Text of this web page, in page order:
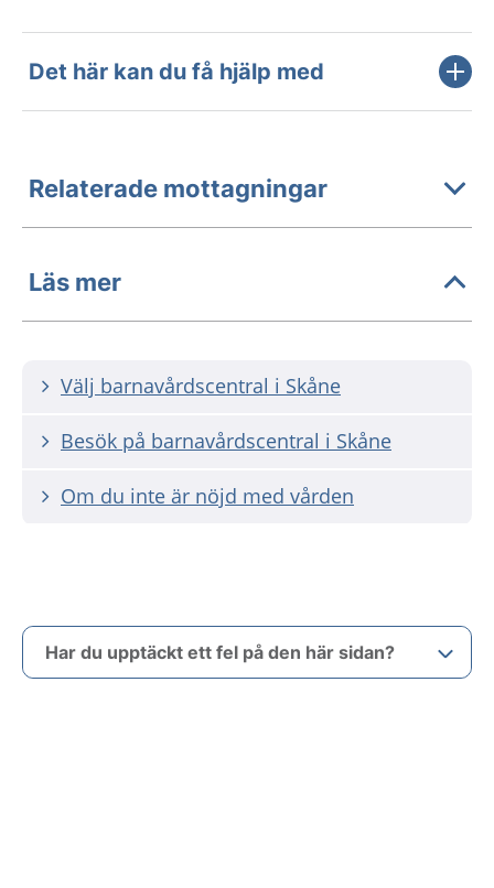
Det här kan du få hjälp med
Relaterade mottagningar
Läs mer
Välj barnavårdscentral i Skåne
Besök på barnavårdscentral i Skåne
Om du inte är nöjd med vården
Har du upptäckt ett fel på den här sidan?